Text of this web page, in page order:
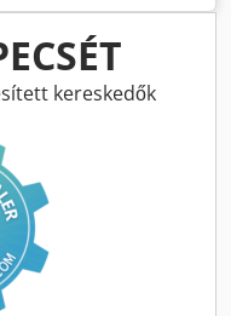
kereskedők